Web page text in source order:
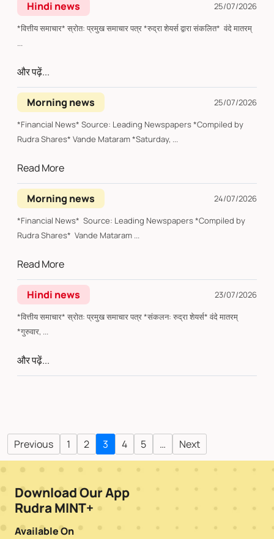
Hindi news
25/07/2026
*वित्तीय समाचार* स्रोत: प्रमुख समाचार पत्र *रुद्रा शेयर्स द्वारा संकलित* वंदे मातरम्
...
और पढ़ें...
Morning news
25/07/2026
*Financial News* Source: Leading Newspapers *Compiled by
Rudra Shares* Vande Mataram *Saturday, ...
Read More
Morning news
24/07/2026
*Financial News* Source: Leading Newspapers *Compiled by
Rudra Shares* Vande Mataram ...
Read More
Hindi news
23/07/2026
*वित्तीय समाचार* स्रोत: प्रमुख समाचार पत्र *संकलन: रुद्रा शेयर्स* वंदे मातरम्
*गुरुवार, ...
और पढ़ें...
Previous 1 2 3 4 5 … Next
Download Our App
Rudra MINT+
Available On